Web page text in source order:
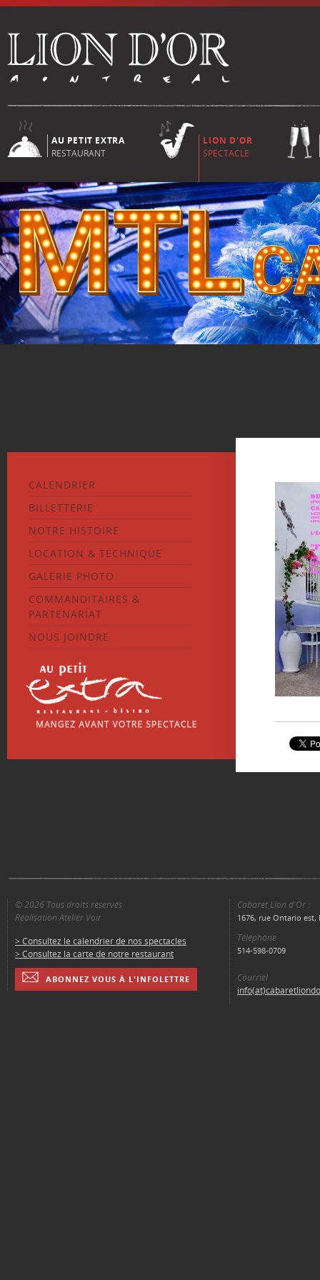
AU PETIT EXTRA
RESTAURANT
LION D'OR
SPECTACLE
CALENDRIER
BILLETTERIE
NOTRE HISTOIRE
LOCATION & TECHNIQUE
GALERIE PHOTO
COMMANDITAIRES &
PARTENARIAT
NOUS JOINDRE
© 2026 Tous droits réservés
Réalisation Atelier Voir
> Consultez le calendrier de nos spectacles
> Consultez la carte de notre restaurant
ABONNEZ VOUS À L'INFOLETTRE
Cabaret Lion d'Or :
1676, rue Ontario est,
Téléphone
514-598-0709
Courriel